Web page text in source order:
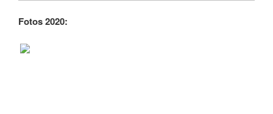
Fotos 2020: